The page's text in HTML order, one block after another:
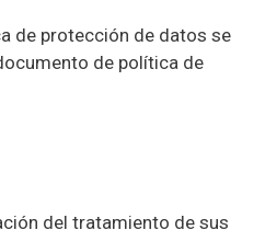
de protección de datos se
de política de
del tratamiento de sus